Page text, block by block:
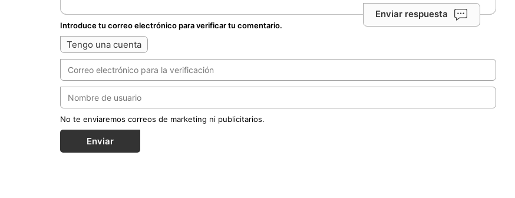
Enviar respuesta
Introduce tu correo electrónico para verificar tu comentario.
Tengo una cuenta
No te enviaremos correos de marketing ni publicitarios.
Enviar